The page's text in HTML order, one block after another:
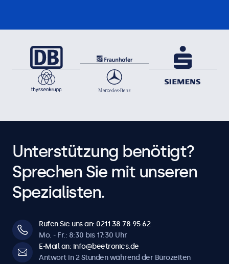
Unterstützung benötigt?
Sprechen Sie mit unseren
Spezialisten.
Rufen Sie uns an: 0211 38 78 95 62
Mo. - Fr.: 8:30 bis 17:30 Uhr
E-Mail an: info@beetronics.de
Antwort in 2 Stunden während der Bürozeiten